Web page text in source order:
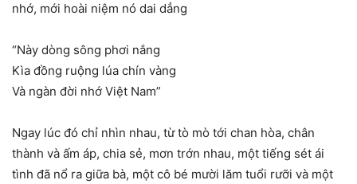
nhớ, mới hoài niệm nó dai dẳng
“Này dòng sông phơi nắng
Kìa đồng ruộng lúa chín vàng
Và ngàn đời nhớ Việt Nam”
Ngay lúc đó chỉ nhìn nhau, từ tò mò tới chan hòa, chân
thành và ấm áp, chia sẻ, mơn trớn nhau, một tiếng sét ái
tình đã nổ ra giữa bà, một cô bé mười lăm tuổi rưỡi và một